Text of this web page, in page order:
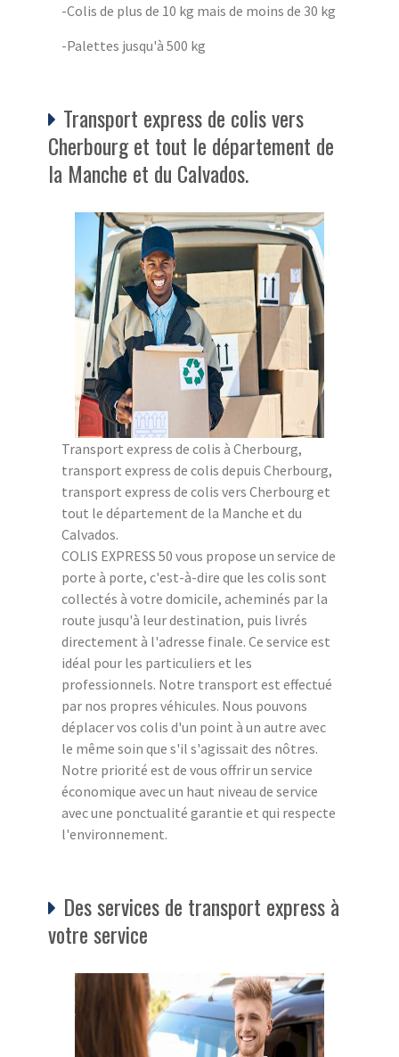
-Colis de plus de 10 kg mais de moins de 30 kg
-Palettes jusqu'à 500 kg
Transport express de colis vers
Cherbourg et tout le département de
la Manche et du Calvados.
Transport express de colis à Cherbourg,
transport express de colis depuis Cherbourg,
transport express de colis vers Cherbourg et
tout le département de la Manche et du
Calvados.
COLIS EXPRESS 50 vous propose un service de
porte à porte, c'est-à-dire que les colis sont
collectés à votre domicile, acheminés par la
route jusqu'à leur destination, puis livrés
directement à l'adresse finale. Ce service est
idéal pour les particuliers et les
professionnels. Notre transport est effectué
par nos propres véhicules. Nous pouvons
déplacer vos colis d'un point à un autre avec
le même soin que s'il s'agissait des nôtres.
Notre priorité est de vous offrir un service
économique avec un haut niveau de service
avec une ponctualité garantie et qui respecte
l'environnement.
Des services de transport express à
votre service